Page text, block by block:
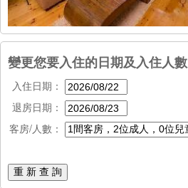
變更您要入住的日期及入住人數
入住日期：
退房日期：
客房/人數：
重 新 查 詢